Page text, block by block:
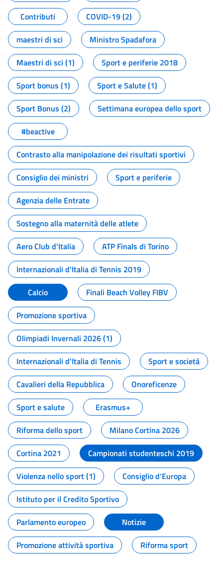
Contributi
COVID-19 (2)
maestri di sci
Ministro Spadafora
Maestri di sci (1)
Sport e periferie 2018
Sport bonus (1)
Sport e Salute (1)
Sport Bonus (2)
Settimana europea dello sport
#beactive
Contrasto alla manipolazione dei risultati sportivi
Consiglio dei ministri
Sport e periferie
Agenzia delle Entrate
Sostegno alla maternità delle atlete
Aero Club d'Italia
ATP Finals di Torino
Internazionali d'Italia di Tennis 2019
Calcio
Finali Beach Volley FIBV
Promozione sportiva
Olimpiadi Invernali 2026 (1)
Internazionali d'Italia di Tennis
Sport e società
Cavalieri della Repubblica
Onoreficenze
Sport e salute
Erasmus+
Riforma dello sport
Milano Cortina 2026
Cortina 2021
Campionati studenteschi 2019
Violenza nello sport (1)
Consiglio d'Europa
Istituto per il Credito Sportivo
Parlamento europeo
Notizie
Promozione attività sportiva
Riforma sport